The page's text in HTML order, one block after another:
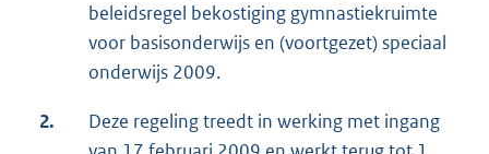
beleidsregel bekostiging gymnastiekruimte
voor basisonderwijs en (voortgezet) speciaal
onderwijs 2009.
2.
Deze regeling treedt in werking met ingang